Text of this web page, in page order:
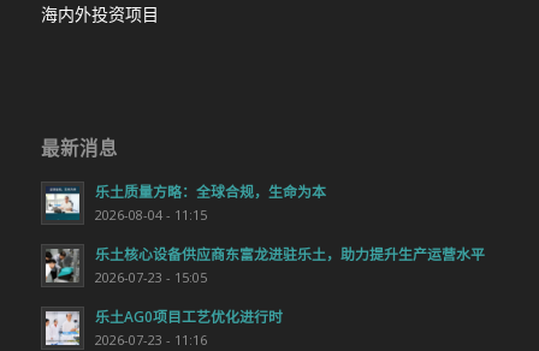
海内外投资项目
最新消息
乐土质量方略：全球合规，生命为本
2026-08-04 - 11:15
乐土核心设备供应商东富龙进驻乐土，助力提升生产运营水平
2026-07-23 - 15:05
乐土AG0项目工艺优化进行时
2026-07-23 - 11:16